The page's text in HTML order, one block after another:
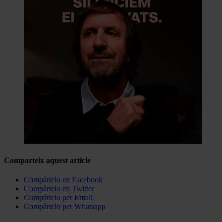
Comparteix aquest article
Compártelo en Facebook
Compártelo en Twitter
Compártelo per Email
Compártelo per Whatsapp